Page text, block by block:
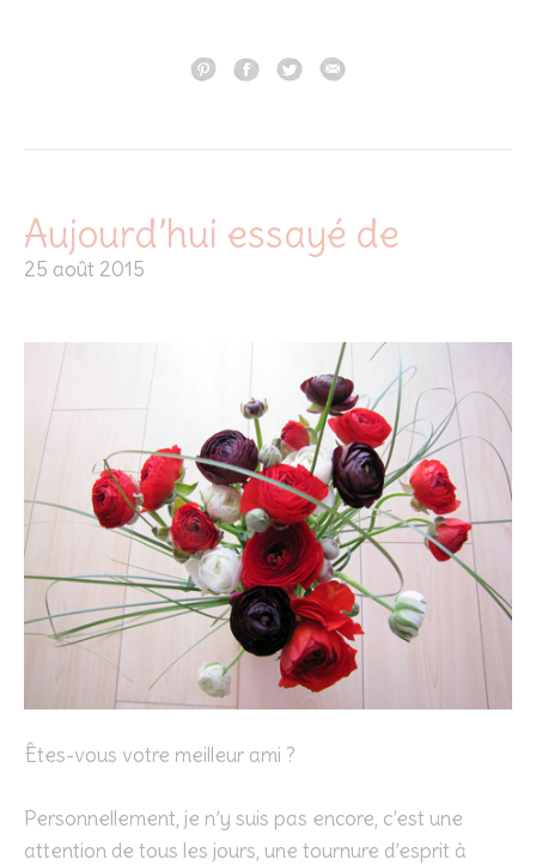
Aujourd’hui essayé de
25 août 2015
Êtes-vous votre meilleur ami ?
Personnellement, je n’y suis pas encore, c’est une
attention de tous les jours, une tournure d’esprit à